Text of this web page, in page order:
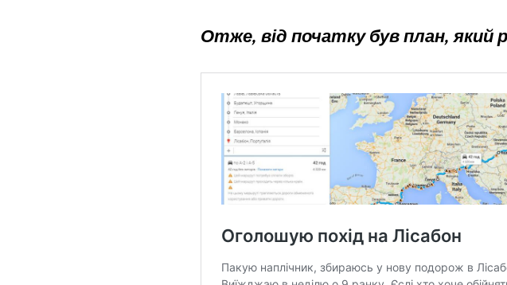
Отже, від початку був план, який